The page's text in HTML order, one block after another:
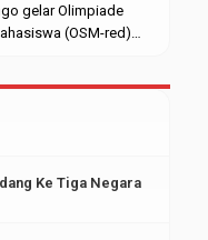
gelar Olimpiade
(OSM-red)
di Audit 1
ilmiah yang
Ke Tiga Negara